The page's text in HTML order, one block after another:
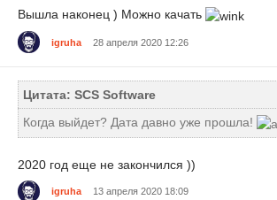
Вышла наконец ) Можно качать
igruha 28 апреля 2020 12:26
Цитата: SCS Software
Когда выйдет? Дата давно уже прошла!
2020 год еще не закончился ))
igruha 13 апреля 2020 18:09